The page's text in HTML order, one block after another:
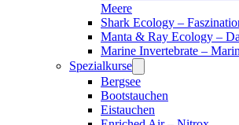
Meere
Shark Ecology –
Manta & Ray Ecology –
Marine Invertebrate –
Spezialkurse
Bergsee
Bootstauchen
Eistauchen